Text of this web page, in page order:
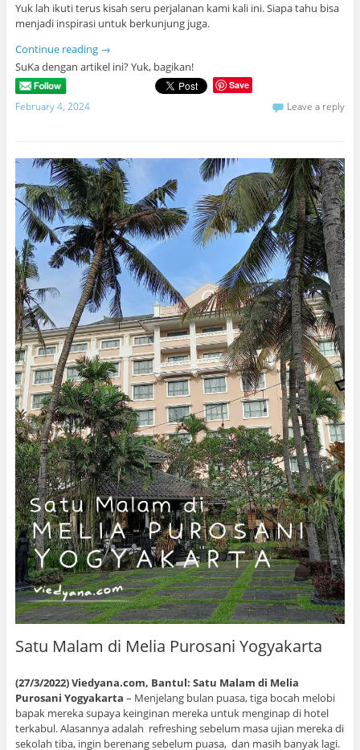
Yuk lah ikuti terus kisah seru perjalanan kami kali ini. Siapa tahu bisa
menjadi inspirasi untuk berkunjung juga.
Continue reading →
SuKa dengan artikel ini? Yuk, bagikan!
Save
February 4, 2024 Leave a reply
Satu Malam di Melia Purosani Yogyakarta
(27/3/2022) Viedyana.com, Bantul: Satu Malam di Melia
Purosani Yogyakarta – Menjelang bulan puasa, tiga bocah melobi
bapak mereka supaya keinginan mereka untuk menginap di hotel
terkabul. Alasannya adalah refreshing sebelum masa ujian mereka di
sekolah tiba, ingin berenang sebelum puasa, dan masih banyak lagi.